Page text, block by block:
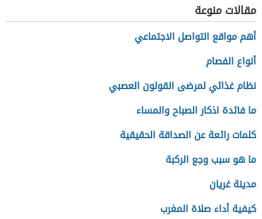
مقالات منوعة
أهم مواقع التواصل الاجتماعي
أنواع الفصام
نظام غذائي لمرضى القولون العصبي
ما فائدة اذكار الصباح والمساء
كلمات رائعة عن الصداقة الحقيقية
ما هو سبب وجع الركبة
مدينة غريان
كيفية أداء صلاة المغرب